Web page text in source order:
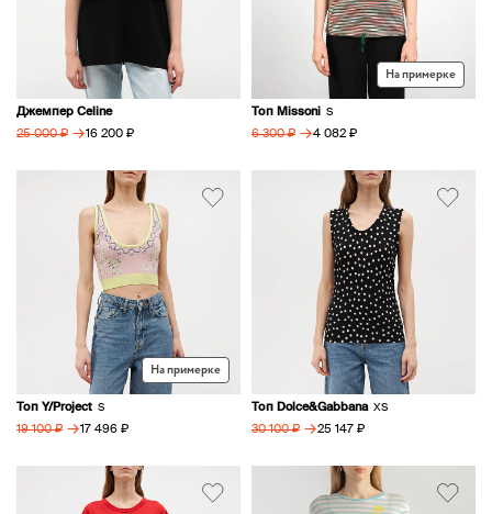
Джемпер Celine
25 000 ₽ → 16 200 ₽
На примерке
Топ Missoni S
6 300 ₽ → 4 082 ₽
На примерке
Топ Y/Project S
19 100 ₽ → 17 496 ₽
Топ Dolce&Gabbana XS
30 100 ₽ → 25 147 ₽